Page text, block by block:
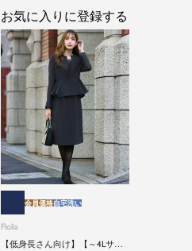
Flolia
【低身長さん向け】【～4Lサイ
会員価格自宅洗い
お気に入りに登録する